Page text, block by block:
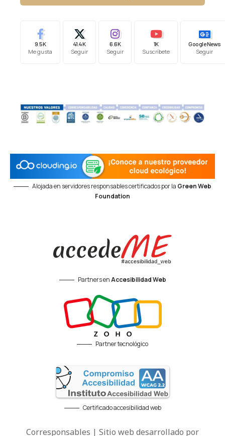
9.5K
Me gusta
41.4K
Seguir
6.6K
Seguir
1K
Suscríbete
Google News
Seguir
Alojada en servidores responsables certificados por la Green Web
Foundation
Partners enAccesibilidad Web
Partner tecnológico
Certificado accesibilidad web
Corresponsables | Sitio web desarrollado por